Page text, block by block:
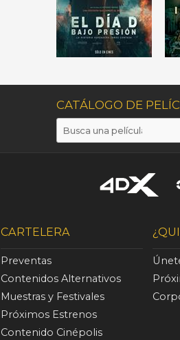
CATÁLOGO DE
CARTELERA
Preventas
Contenidos Alternativos
Muestras y Festivales
Próximos Estrenos
Contenido Cinépolis